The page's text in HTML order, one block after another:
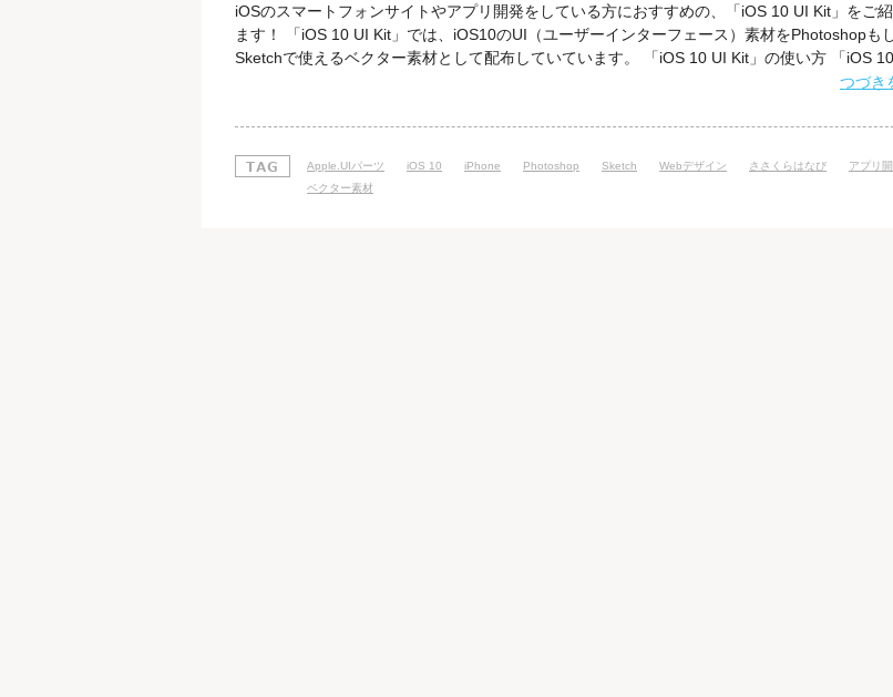
iOSのスマートフォンサイトやアプリ開発をしている方におすすめの、「iOS 10 UI Kit」をご
ます！ 「iOS 10 UI Kit」では、iOS10のUI（ユーザーインターフェース）素材をPhotoshopも
Sketchで使えるベクター素材として配布していています。 「iOS 10 UI Kit」の使い方 「iOS
Kit」のサイトにアクセスをしたら、アイキャッチに緑色の「Download for Photoshop」とい
つづき
Apple.UIパーツ iOS 10 iPhone Photoshop Sketch Webデザイン ささくらはなび
アプリ
ベクター素材